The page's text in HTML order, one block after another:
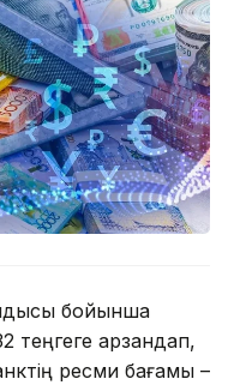
бойынша
теңгеге арзандап,
ресми бағамы –